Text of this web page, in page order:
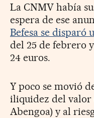
La CNMV había
espera de ese
Befesa se disparó
del 25 de febrero
24 euros.
Y poco se movió
iliquidez del valor
Abengoa) y al